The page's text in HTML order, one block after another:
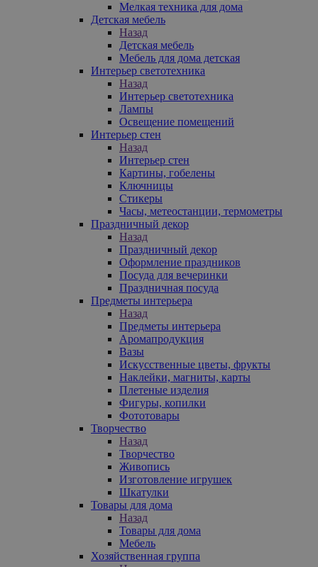
Мелкая техника для дома
Детская мебель
Назад
Детская мебель
Мебель для дома детская
Интерьер светотехника
Назад
Интерьер светотехника
Лампы
Освещение помещений
Интерьер стен
Назад
Интерьер стен
Картины, гобелены
Ключницы
Стикеры
Часы, метеостанции, термометры
Праздничный декор
Назад
Праздничный декор
Оформление праздников
Посуда для вечеринки
Праздничная посуда
Предметы интерьера
Назад
Предметы интерьера
Аромапродукция
Вазы
Искусственные цветы, фрукты
Наклейки, магниты, карты
Плетеные изделия
Фигуры, копилки
Фототовары
Творчество
Назад
Творчество
Живопись
Изготовление игрушек
Шкатулки
Товары для дома
Назад
Товары для дома
Мебель
Хозяйственная группа